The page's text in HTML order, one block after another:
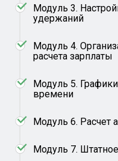
Модуль 3.
удержаний
Модуль 4.
расчета зарплаты
Модуль 5.
времени
Модуль 6. Расчет
Модуль 7.